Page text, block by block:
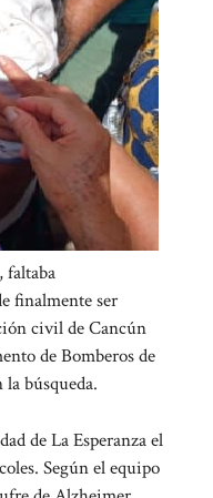
faltaba
finalmente ser
civil de Cancún
de Bomberos de
búsqueda.
de La Esperanza el
Según el equipo